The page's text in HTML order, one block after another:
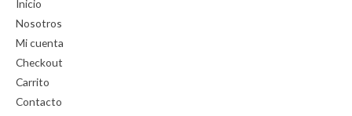
Inicio
Nosotros
Mi cuenta
Checkout
Carrito
Contacto